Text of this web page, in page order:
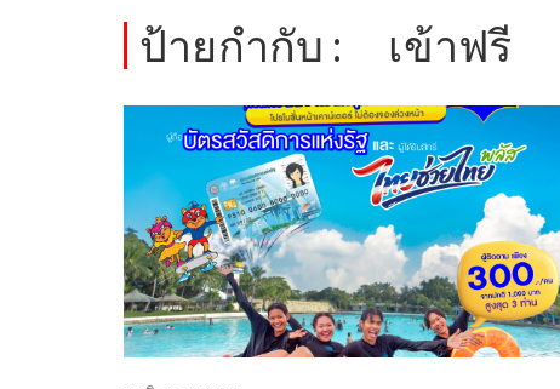
ป้ายกำกับ : เข้าฟรี